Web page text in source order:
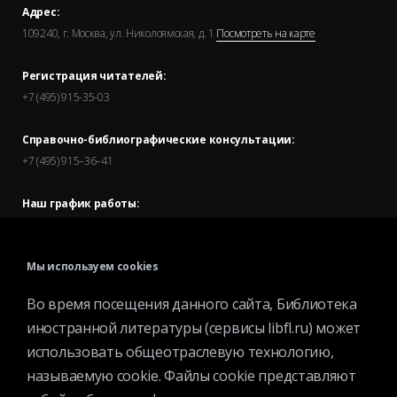
Адрес:
109240, г. Москва, ул. Николоямская, д. 1 Посмотреть на карте
Регистрация читателей:
+7 (495) 915-35-03
Справочно-библиографические консультации:
+7 (495) 915–36–41
Наш график работы:
полчаса до окончания работы.
Мы используем cookies
Во время посещения данного сайта, Библиотека
иностранной литературы (сервисы libfl.ru) может
использовать общеотраслевую технологию,
называемую cookie. Файлы cookie представляют